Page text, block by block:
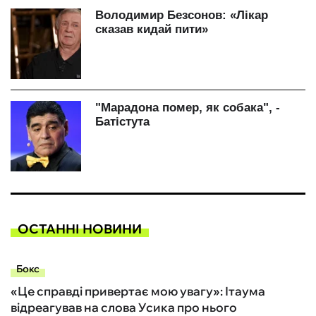
ОСТАННІ НОВИНИ
Бокс
«Це справді привертає мою увагу»: Ітаума
відреагував на слова Усика про нього